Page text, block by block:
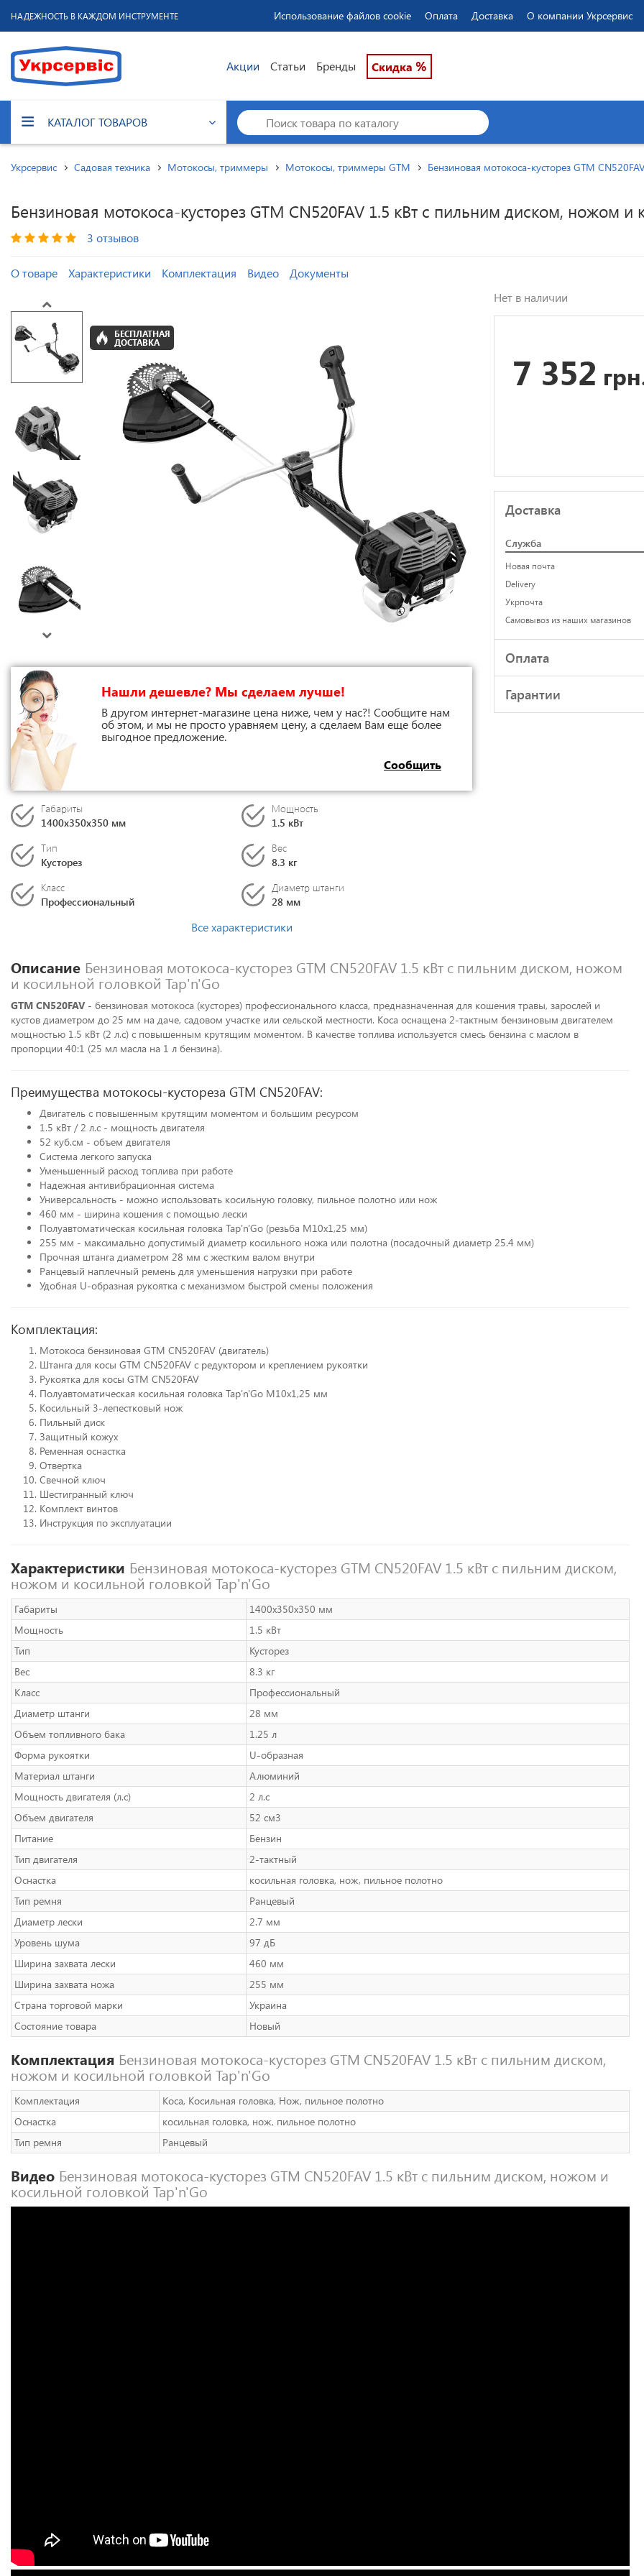
НАДЕЖНОСТЬ В КАЖДОМ ИНСТРУМЕНТЕ Использование файлов cookie Оплата Доставка О компании Укрсервис
Акции Статьи Бренды Скидка %
КАТАЛОГ ТОВАРОВ
Укрсервис Садовая техника Мотокосы, триммеры Мотокосы, триммеры GTM Бензиновая мотокоса-кусторез GTM
Бензиновая мотокоса-кусторез GTM CN520FAV 1.5 кВт с пильним диском, ножом и
3 отзывов
О товаре Характеристики Комплектация Видео Документы
БЕСПЛАТНАЯ
ДОСТАВКА
Нашли дешевле? Мы сделаем лучше!
В другом интернет-магазине цена ниже, чем у нас?! Сообщите нам
об этом, и мы не просто уравняем цену, а сделаем Вам еще более
выгодное предложение.
Сообщить
Габариты
1400x350x350 мм
Мощность
1.5 кВт
Тип
Кусторез
Вес
8.3 кг
Класс
Профессиональный
Диаметр штанги
28 мм
Все характеристики
Нет в наличии
7 352
Доставка
Служба
Новая почта
Delivery
Укрпочта
Самовывоз из наших магазинов
Оплата
Гарантии
Описание Бензиновая мотокоса-кусторез GTM CN520FAV 1.5 кВт с пильним диском, ножом
и косильной головкой Tap'n'Go
GTM CN520FAV - бензиновая мотокоса (кусторез) профессионального класса, предназначенная для кошения травы, зарослей и
кустов диаметром до 25 мм на даче, садовом участке или сельской местности. Коса оснащена 2-тактным бензиновым двигателем
мощностью 1.5 кВт (2 л.с) с повышенным крутящим моментом. В качестве топлива используется смесь бензина с маслом в
пропорции 40:1 (25 мл масла на 1 л бензина).
Преимущества мотокосы-кустореза GTM CN520FAV:
Двигатель с повышенным крутящим моментом и большим ресурсом
1.5 кВт / 2 л.с - мощность двигателя
52 куб.см - объем двигателя
Система легкого запуска
Уменьшенный расход топлива при работе
Надежная антивибрационная система
Универсальность - можно использовать косильную головку, пильное полотно или нож
460 мм - ширина кошения с помощью лески
Полуавтоматическая косильная головка Tap'n'Go (резьба М10х1,25 мм)
255 мм - максимально допустимый диаметр косильного ножа или полотна (посадочный диаметр 25.4 мм)
Прочная штанга диаметром 28 мм с жестким валом внутри
Ранцевый наплечный ремень для уменьшения нагрузки при работе
Удобная U-образная рукоятка с механизмом быстрой смены положения
Комплектация:
Мотокоса бензиновая GTM CN520FAV (двигатель)
Штанга для косы GTM CN520FAV с редуктором и креплением рукоятки
Рукоятка для косы GTM CN520FAV
Полуавтоматическая косильная головка Tap'n'Go М10х1,25 мм
Косильный 3-лепестковый нож
Пильный диск
Защитный кожух
Ременная оснастка
Отвертка
Свечной ключ
Шестигранный ключ
Комплект винтов
Инструкция по эксплуатации
Характеристики Бензиновая мотокоса-кусторез GTM CN520FAV 1.5 кВт с пильним диском,
ножом и косильной головкой Tap'n'Go
Габариты
1400x350x350 мм
Мощность
1.5 кВт
Тип
Кусторез
Вес
8.3 кг
Класс
Профессиональный
Диаметр штанги
28 мм
Объем топливного бака
1.25 л
Форма рукоятки
U-образная
Материал штанги
Алюминий
Мощность двигателя (л.с)
2 л.с
Объем двигателя
52 см3
Питание
Бензин
Тип двигателя
2-тактный
Оснастка
косильная головка, нож, пильное полотно
Тип ремня
Ранцевый
Диаметр лески
2.7 мм
Уровень шума
97 дБ
Ширина захвата лески
460 мм
Ширина захвата ножа
255 мм
Страна торговой марки
Украина
Состояние товара
Новый
Комплектация Бензиновая мотокоса-кусторез GTM CN520FAV 1.5 кВт с пильним диском,
ножом и косильной головкой Tap'n'Go
Комплектация
Коса, Косильная головка, Нож, пильное полотно
Оснастка
косильная головка, нож, пильное полотно
Тип ремня
Ранцевый
Видео Бензиновая мотокоса-кусторез GTM CN520FAV 1.5 кВт с пильним диском, ножом и
косильной головкой Tap'n'Go